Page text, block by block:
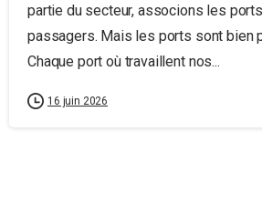
partie du secteur, associons les
passagers. Mais les ports sont bien
Chaque port où travaillent nos...
16 juin 2026